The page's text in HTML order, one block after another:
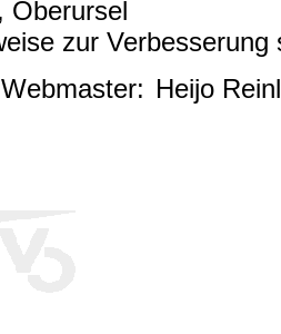
Oberursel
zur
Heijo